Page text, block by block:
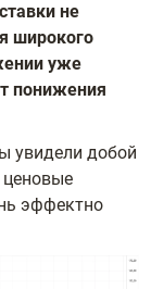
не
широкого
уже
понижения
увидели добой
ценовые
эффектно